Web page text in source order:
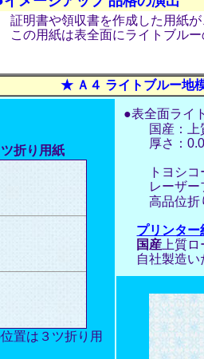
証明書や領収書を作成した用紙
この用紙は表全面にライトブル
★ Ａ４ ライトブルー地
ツ折り用紙
置は３ツ折り用
●表全面ライ
国産：上
厚さ：
トヨシコ
レーザー
高品位折
プリンタ
国産 上質
自社製造い